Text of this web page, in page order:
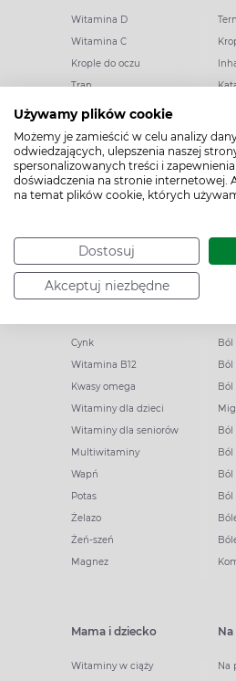
Używamy plików cookie
Możemy je zamieścić w celu analizy
odwiedzających, ulepszenia naszej
spersonalizowanych treści i
doświadczenia na stronie internetowej.
na temat plików cookie, których
Dostosuj
Akceptuj niezbędne
Witamina D
Witamina C
Krople do oczu
Tran
Paracetamol
Ibuprofen
Melatonina
Elektrolity
Kolagen
Woda morska
Cynk
Witamina B12
Kwasy omega
Witaminy dla dzieci
Witaminy dla seniorów
Multiwitaminy
Wapń
Potas
Żelazo
Żeń-szeń
Magnez
Ból
Ból
Ból
Ból
Ból
Ból
Ból
Mama i dziecko
Witaminy w ciąży
Na